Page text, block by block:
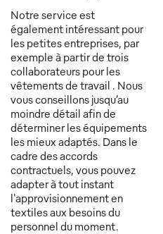
Notre service est
également intéressant pour
les petites entreprises, par
exemple à partir de trois
collaborateurs pour les
vêtements de travail . Nous
vous conseillons jusqu’au
moindre détail afin de
déterminer les équipements
les mieux adaptés. Dans le
cadre des accords
contractuels, vous pouvez
adapter à tout instant
l'approvisionnement en
textiles aux besoins du
personnel du moment.